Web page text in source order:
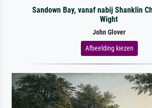
Sandown Bay, vanaf nabij Shanklin
Wight
John Glover
Afbeelding kiezen